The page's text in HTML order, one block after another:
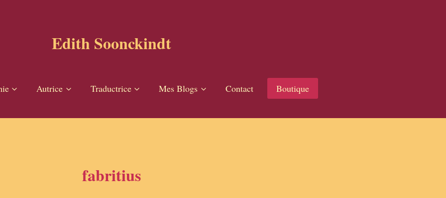
Edith Soonckindt
Autrice Traductrice Mes Blogs Contact Boutique
fabritius